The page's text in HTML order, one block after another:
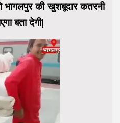
भागलपुर की खुशबूदार कतरनी
बता देगी|